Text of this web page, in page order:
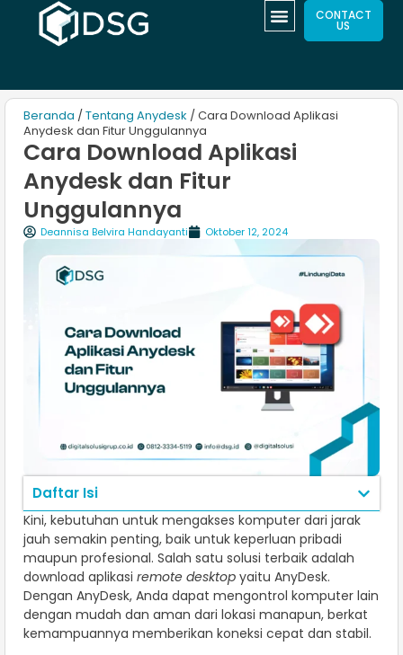
CONTACT
US
Beranda / Tentang Anydesk / Cara Download Aplikasi
Anydesk dan Fitur Unggulannya
Cara Download Aplikasi
Anydesk dan Fitur
Unggulannya
Deannisa Belvira Handayanti Oktober 12, 2024
Daftar Isi
Kini, kebutuhan untuk mengakses komputer dari jarak
jauh semakin penting, baik untuk keperluan pribadi
maupun profesional. Salah satu solusi terbaik adalah
download aplikasi remote desktop yaitu AnyDesk.
Dengan AnyDesk, Anda dapat mengontrol komputer lain
dengan mudah dan aman dari lokasi manapun, berkat
kemampuannya memberikan koneksi cepat dan stabil.